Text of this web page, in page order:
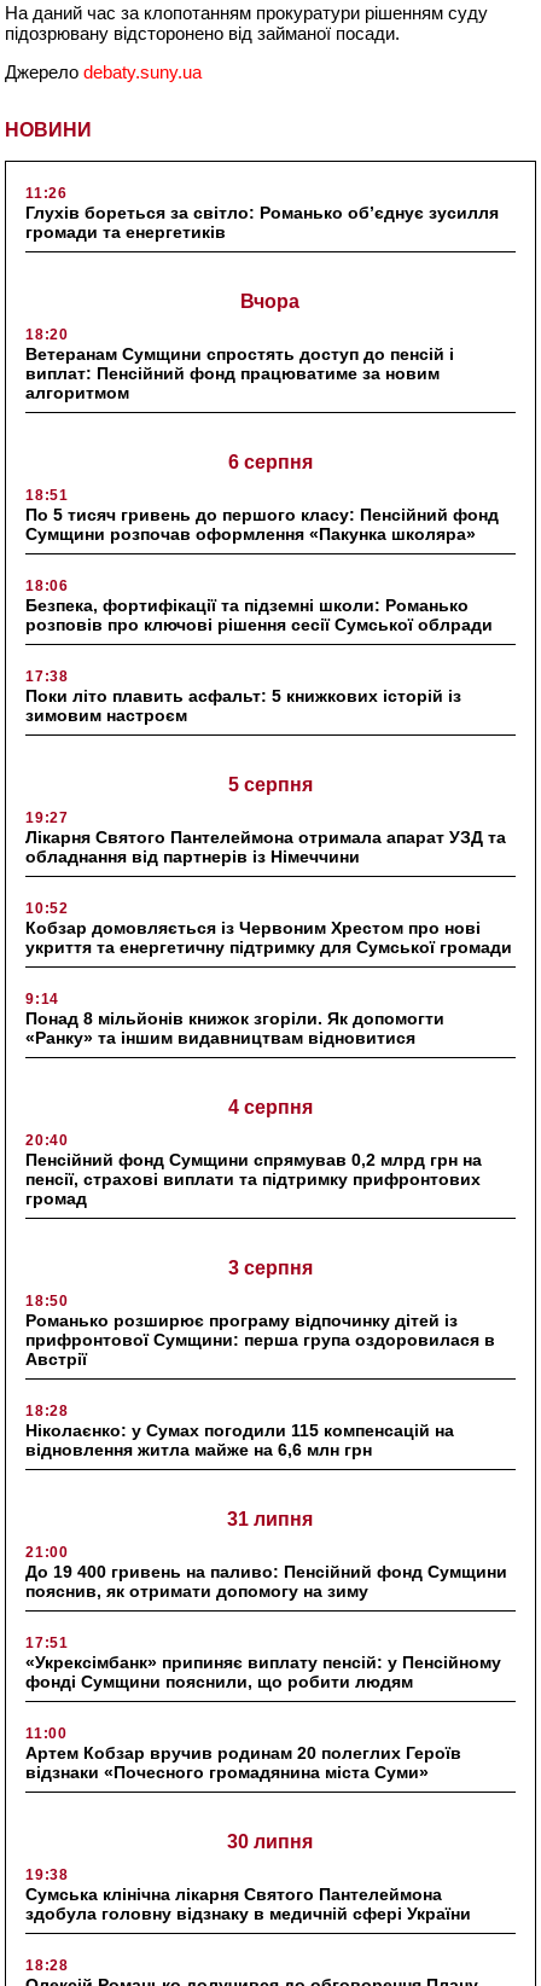
НОВИНИ
11:26
Глухів бореться за світло: Романько об’єднує зусилля
громади та енергетиків
Вчора
18:20
Ветеранам Сумщини спростять доступ до пенсій і
виплат: Пенсійний фонд працюватиме за новим
алгоритмом
6 серпня
18:51
По 5 тисяч гривень до першого класу: Пенсійний фонд
Сумщини розпочав оформлення «Пакунка школяра»
18:06
Безпека, фортифікації та підземні школи: Романько
розповів про ключові рішення сесії Сумської облради
17:38
Поки літо плавить асфальт: 5 книжкових історій із
зимовим настроєм
5 серпня
19:27
Лікарня Святого Пантелеймона отримала апарат УЗД та
обладнання від партнерів із Німеччини
10:52
Кобзар домовляється із Червоним Хрестом про нові
укриття та енергетичну підтримку для Сумської громади
9:14
Понад 8 мільйонів книжок згоріли. Як допомогти
«Ранку» та іншим видавництвам відновитися
4 серпня
20:40
Пенсійний фонд Сумщини спрямував 0,2 млрд грн на
пенсії, страхові виплати та підтримку прифронтових
громад
3 серпня
18:50
Романько розширює програму відпочинку дітей із
прифронтової Сумщини: перша група оздоровилася в
Австрії
18:28
Ніколаєнко: у Сумах погодили 115 компенсацій на
відновлення житла майже на 6,6 млн грн
31 липня
21:00
До 19 400 гривень на паливо: Пенсійний фонд Сумщини
пояснив, як отримати допомогу на зиму
17:51
«Укрексімбанк» припиняє виплату пенсій: у Пенсійному
фонді Сумщини пояснили, що робити людям
11:00
Артем Кобзар вручив родинам 20 полеглих Героїв
відзнаки «Почесного громадянина міста Суми»
30 липня
19:38
Сумська клінічна лікарня Святого Пантелеймона
здобула головну відзнаку в медичній сфері України
18:28
На даний час за клопотанням прокуратури рішенням суду
підозрювану відсторонено від займаної посади.
Джерелоdebaty.suny.ua